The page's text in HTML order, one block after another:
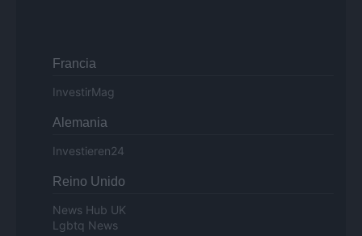
Francia
InvestirMag
Alemania
Investieren24
Reino Unido
News Hub UK
Lgbtq News